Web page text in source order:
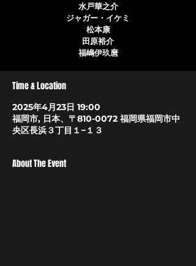
水戸華之介
ジャガー・イケミ
松本康
田原裕介
福嶋伊玖麿
Time & Location
2025年4月23日 19:00
福岡市, 日本、〒810-0072 福岡県福岡市中
央区長浜３丁目１−１３
About The Event